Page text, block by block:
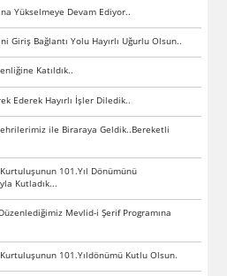
Yükselmeye Devam Ediyor..
Giriş Bağlantı Yolu Hayırlı Uğurlu Olsun..
Katıldık..
Ederek Hayırlı İşler Diledik..
ile Biraraya Geldik..Bereketli
101.Yıl Dönümünü
Kutladık...
Mevlid-i Şerif Programına
101.Yıldönümü Kutlu Olsun.